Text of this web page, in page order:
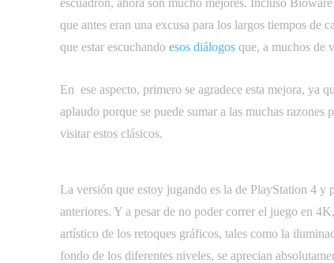
escuadrón, ahora son mucho mejores. Incluso
que antes eran una excusa para los largos tiempos de
que estar escuchando esos diálogos que, a muchos de
En ese aspecto, primero se agradece esta mejora, ya
aplaudo porque se puede sumar a las muchas
visitar estos clásicos.
La versión que estoy jugando es la de PlayStation 4 y
anteriores. Y a pesar de no poder correr el juego en
artístico de los retoques gráficos, tales como la
fondo de los diferentes niveles, se aprecian